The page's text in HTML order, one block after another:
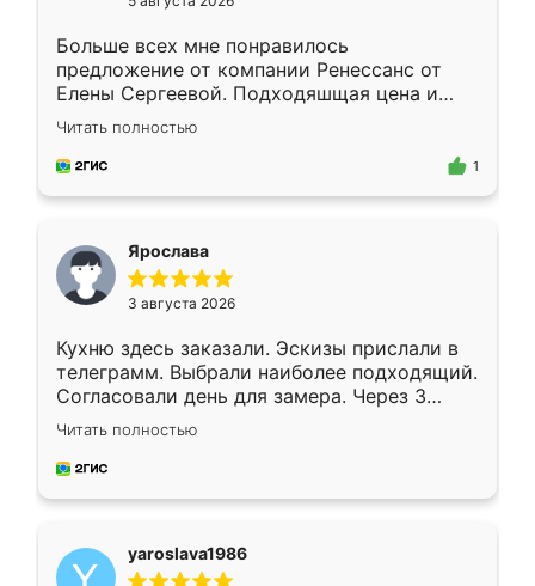
Больше всех мне понравилось
предложение от компании Ренессанс от
Елены Сергеевой. Подходяшщая цена и
короткие сроки изготовления. Приехавший
для замера сотрудник Владислав
предложил по моему эскизу самый
Читать полностью
1
Ярослава
3 августа 2026
Кухню здесь заказали. Эскизы прислали в
телеграмм. Выбрали наиболее подходящий.
Согласовали день для замера. Через 3
недели кухня была уже готова. Остались
довольны работой. Спасибо Ренессанс
мебель за качественную работу!
Читать полностью
yaroslava1986